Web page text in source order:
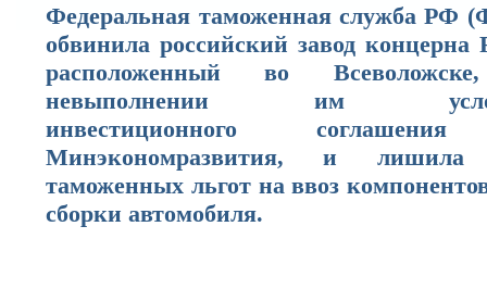
Федеральная таможенная служба РФ
обвинила российский завод концерна
расположенный во
невыполнении им
инвестиционного
Минэкономразвития, и лишила
таможенных льгот на ввоз
сборки автомобиля.